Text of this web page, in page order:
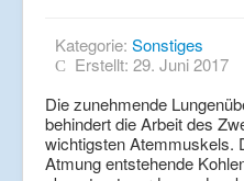
Kategorie: Sonstiges
Erstellt: 29. Juni 2017
Die zunehmende
behindert die Arbeit des
wichtigsten Atemmuskels.
Atmung entstehende